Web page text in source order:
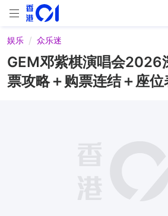
娱乐 众乐迷
GEM邓紫棋演唱会2026
票攻略＋购票连结＋座位